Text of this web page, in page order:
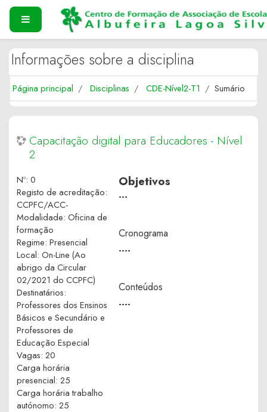
Ir para o conteúdo principal
PAINEL LATERAL
Informações sobre a disciplina
Página principal Disciplinas CDE-Nível2-T1 Sumário
Capacitação digital para Educadores - Nível
2
Objetivos
---
Cronograma
----
Conteúdos
----
Nº: 0
Registo de acreditação:
CCPFC/ACC-
Modalidade: Oficina de
formação
Regime: Presencial
Local: On-Line (Ao
abrigo da Circular
02/2021 do CCPFC)
Destinatários:
Professores dos Ensinos
Básicos e Secundário e
Professores de
Educação Especial
Vagas: 20
Carga horária
presencial: 25
Carga horária trabalho
autónomo: 25